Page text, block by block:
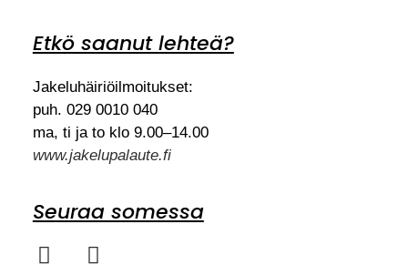
Etkö saanut lehteä?
Jakeluhäiriöilmoitukset:
puh. 029 0010 040
ma, ti ja to klo 9.00–14.00
www.jakelupalaute.fi
Seuraa somessa